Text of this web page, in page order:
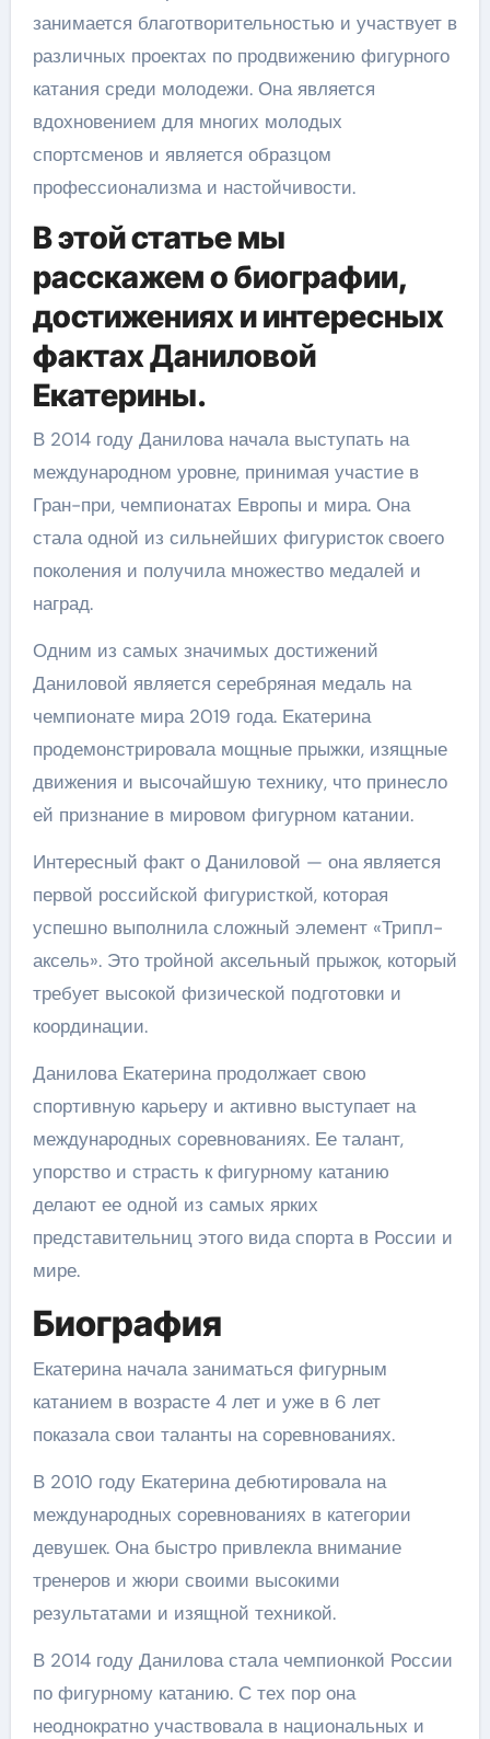
занимается благотворительностью и участвует в
различных проектах по продвижению фигурного
катания среди молодежи. Она является
вдохновением для многих молодых
спортсменов и является образцом
профессионализма и настойчивости.
В этой статье мы
расскажем о биографии,
достижениях и интересных
фактах Даниловой
Екатерины.
В 2014 году Данилова начала выступать на
международном уровне, принимая участие в
Гран-при, чемпионатах Европы и мира. Она
стала одной из сильнейших фигуристок своего
поколения и получила множество медалей и
наград.
Одним из самых значимых достижений
Даниловой является серебряная медаль на
чемпионате мира 2019 года. Екатерина
продемонстрировала мощные прыжки, изящные
движения и высочайшую технику, что принесло
ей признание в мировом фигурном катании.
Интересный факт о Даниловой — она является
первой российской фигуристкой, которая
успешно выполнила сложный элемент «Трипл-
аксель». Это тройной аксельный прыжок, который
требует высокой физической подготовки и
координации.
Данилова Екатерина продолжает свою
спортивную карьеру и активно выступает на
международных соревнованиях. Ее талант,
упорство и страсть к фигурному катанию
делают ее одной из самых ярких
представительниц этого вида спорта в России и
мире.
Биография
Екатерина начала заниматься фигурным
катанием в возрасте 4 лет и уже в 6 лет
показала свои таланты на соревнованиях.
В 2010 году Екатерина дебютировала на
международных соревнованиях в категории
девушек. Она быстро привлекла внимание
тренеров и жюри своими высокими
результатами и изящной техникой.
В 2014 году Данилова стала чемпионкой России
по фигурному катанию. С тех пор она
неоднократно участвовала в национальных и